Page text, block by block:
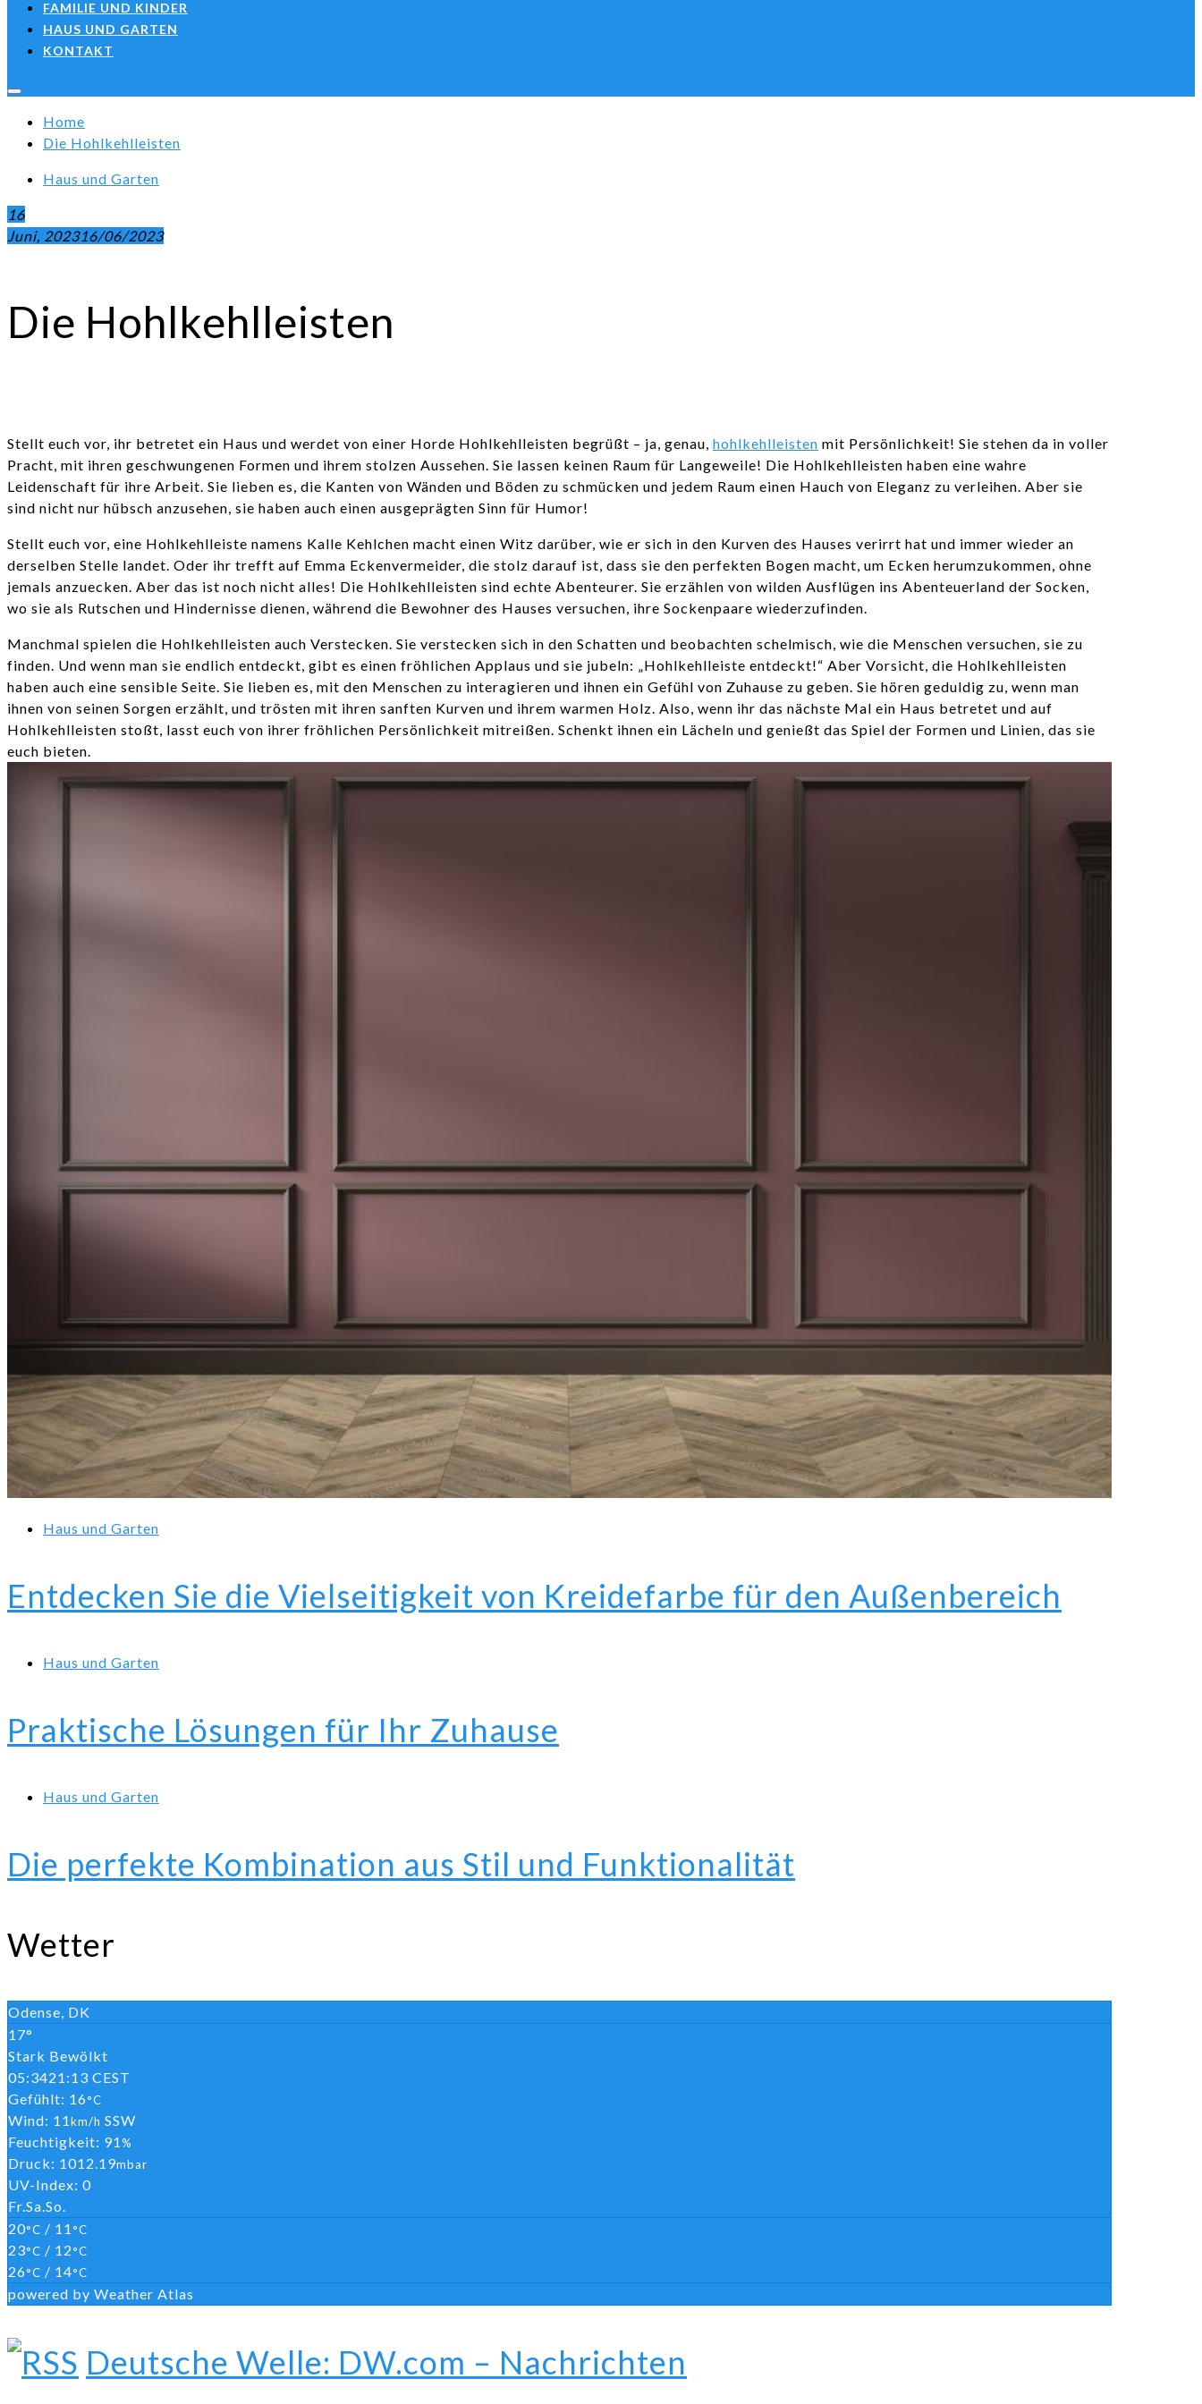
FAMILIE UND KINDER
HAUS UND GARTEN
KONTAKT
Home
Die Hohlkehlleisten
Haus und Garten
16
Juni, 202316/06/2023
Die Hohlkehlleisten
Stellt euch vor, ihr betretet ein Haus und werdet von einer Horde Hohlkehlleisten begrüßt – ja, genau, hohlkehlleisten mit Persönlichkeit! Sie stehen da in voller
Pracht, mit ihren geschwungenen Formen und ihrem stolzen Aussehen. Sie lassen keinen Raum für Langeweile! Die Hohlkehlleisten haben eine wahre
Leidenschaft für ihre Arbeit. Sie lieben es, die Kanten von Wänden und Böden zu schmücken und jedem Raum einen Hauch von Eleganz zu verleihen. Aber sie
sind nicht nur hübsch anzusehen, sie haben auch einen ausgeprägten Sinn für Humor!
Stellt euch vor, eine Hohlkehlleiste namens Kalle Kehlchen macht einen Witz darüber, wie er sich in den Kurven des Hauses verirrt hat und immer wieder an
derselben Stelle landet. Oder ihr trefft auf Emma Eckenvermeider, die stolz darauf ist, dass sie den perfekten Bogen macht, um Ecken herumzukommen, ohne
jemals anzuecken. Aber das ist noch nicht alles! Die Hohlkehlleisten sind echte Abenteurer. Sie erzählen von wilden Ausflügen ins Abenteuerland der Socken,
wo sie als Rutschen und Hindernisse dienen, während die Bewohner des Hauses versuchen, ihre Sockenpaare wiederzufinden.
Manchmal spielen die Hohlkehlleisten auch Verstecken. Sie verstecken sich in den Schatten und beobachten schelmisch, wie die Menschen versuchen, sie zu
finden. Und wenn man sie endlich entdeckt, gibt es einen fröhlichen Applaus und sie jubeln: „Hohlkehlleiste entdeckt!“ Aber Vorsicht, die Hohlkehlleisten
haben auch eine sensible Seite. Sie lieben es, mit den Menschen zu interagieren und ihnen ein Gefühl von Zuhause zu geben. Sie hören geduldig zu, wenn man
ihnen von seinen Sorgen erzählt, und trösten mit ihren sanften Kurven und ihrem warmen Holz. Also, wenn ihr das nächste Mal ein Haus betretet und auf
Hohlkehlleisten stoßt, lasst euch von ihrer fröhlichen Persönlichkeit mitreißen. Schenkt ihnen ein Lächeln und genießt das Spiel der Formen und Linien, das sie
euch bieten.
Haus und Garten
Entdecken Sie die Vielseitigkeit von Kreidefarbe für den Außenbereich
Haus und Garten
Praktische Lösungen für Ihr Zuhause
Haus und Garten
Die perfekte Kombination aus Stil und Funktionalität
Wetter
Odense, DK
17°
Stark Bewölkt
05:3421:13 CEST
Gefühlt: 16°C
Wind: 11km/h SSW
Feuchtigkeit: 91%
Druck: 1012.19mbar
UV-Index: 0
Fr.Sa.So.
20°C / 11 °C
23°C / 12°C
26°C / 14°C
powered by Weather Atlas
Deutsche Welle: DW.com – Nachrichten